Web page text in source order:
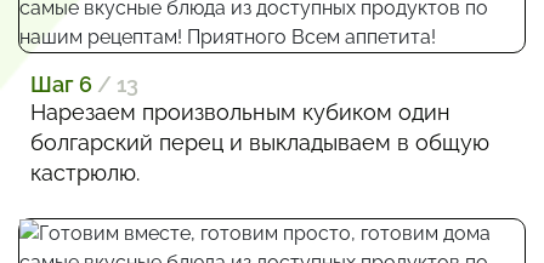
Шаг 6 / 13
Нарезаем произвольным кубиком один
болгарский перец и выкладываем в общую
кастрюлю.